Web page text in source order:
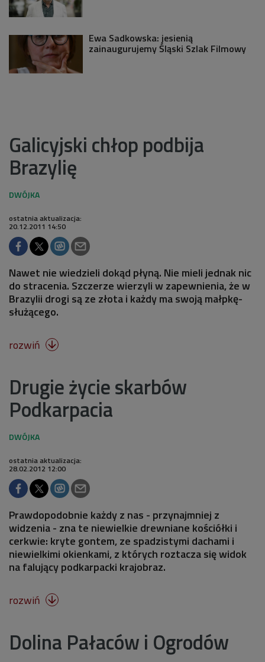
Ewa Sadkowska: jesienią
zainaugurujemy Śląski Szlak Filmowy
Galicyjski chłop podbija
Brazylię
ostatnia aktualizacja:
20.12.2011 14:50
Nawet nie wiedzieli dokąd płyną. Nie mieli jednak nic
do stracenia. Szczerze wierzyli w zapewnienia, że w
Brazylii drogi są ze złota i każdy ma swoją małpkę-
służącego.
rozwiń 
Drugie życie skarbów
Podkarpacia
ostatnia aktualizacja:
28.02.2012 12:00
Prawdopodobnie każdy z nas - przynajmniej z
widzenia - zna te niewielkie drewniane kościółki i
cerkwie: kryte gontem, ze spadzistymi dachami i
niewielkimi okienkami, z których roztacza się widok
na falujący podkarpacki krajobraz.
rozwiń 
Dolina Pałaców i Ogrodów